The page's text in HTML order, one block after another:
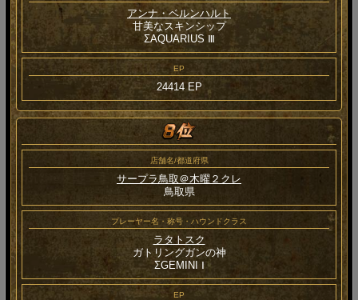
アンナ・ベルンハルト
甘美なスキンシップ
ΣAQUARIUS Ⅲ
EP
24414 EP
店舗名/都道府県
サープラ鳥取＠木曜２クレ
鳥取県
プレーヤー名・称号・ハウンドクラス
ラタトスク
ガトリングガンの神
ΣGEMINI Ⅰ
EP